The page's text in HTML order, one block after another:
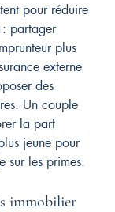
pour réduire
partager
plus
externe
des
Un couple
la part
jeune pour
sur les primes.
immobilier